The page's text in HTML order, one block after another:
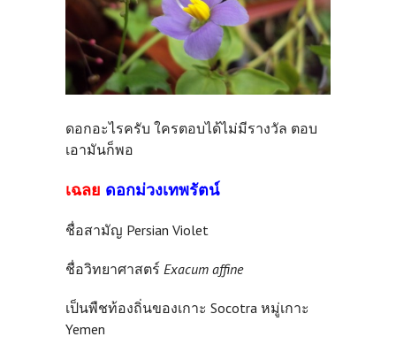
ดอกอะไรครับ ใครตอบได้ไม่มีรางวัล ตอบ
เอามันก็พอ
เฉลย ดอกม่วงเทพรัตน์
ชื่อสามัญ Persian Violet
ชื่อวิทยาศาสตร์ Exacum affine
เป็นพืชท้องถิ่นของเกาะ Socotra หมู่เกาะ
Yemen